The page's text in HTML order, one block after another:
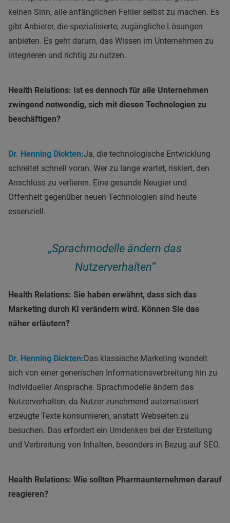
keinen Sinn, alle anfänglichen Fehler selbst zu machen. Es
gibt Anbieter, die spezialisierte, zugängliche Lösungen
anbieten. Es geht darum, das Wissen im Unternehmen zu
integrieren und richtig zu nutzen.
Health Relations: Ist es dennoch für alle Unternehmen
zwingend notwendig, sich mit diesen Technologien zu
beschäftigen?
Dr. Henning Dickten:Ja, die technologische Entwicklung
schreitet schnell voran. Wer zu lange wartet, riskiert, den
Anschluss zu verlieren. Eine gesunde Neugier und
Offenheit gegenüber neuen Technologien sind heute
essenziell.
„Sprachmodelle ändern das
Nutzerverhalten“
Health Relations: Sie haben erwähnt, dass sich das
Marketing durch KI verändern wird. Können Sie das
näher erläutern?
Dr. Henning Dickten:Das klassische Marketing wandelt
sich von einer generischen Informationsverbreitung hin zu
individueller Ansprache. Sprachmodelle ändern das
Nutzerverhalten, da Nutzer zunehmend automatisiert
erzeugte Texte konsumieren, anstatt Webseiten zu
besuchen. Das erfordert ein Umdenken bei der Erstellung
und Verbreitung von Inhalten, besonders in Bezug auf SEO.
Health Relations: Wie sollten Pharmaunternehmen darauf
reagieren?